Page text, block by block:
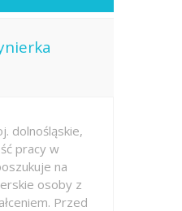
dolnośląskie,
pracy w
na
osoby z
Przed